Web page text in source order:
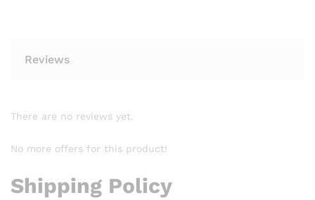
Reviews
There are no reviews yet.
No more offers for this product!
Shipping Policy